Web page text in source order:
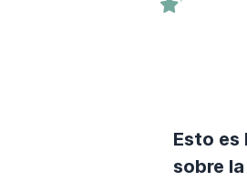
Esto es
sobre